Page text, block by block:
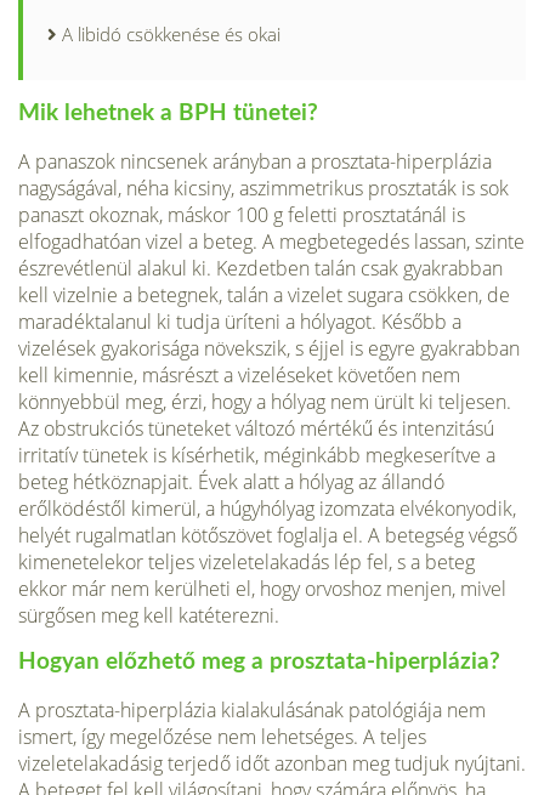
A libidó csökkenése és okai
Mik lehetnek a BPH tünetei?
A panaszok nincsenek arányban a prosztata-hiperplázia
nagyságával, néha kicsiny, aszimmetrikus prosztaták is sok
panaszt okoznak, máskor 100 g feletti prosztatánál is
elfogadhatóan vizel a beteg. A megbetegedés lassan, szinte
észrevétlenül alakul ki. Kezdetben talán csak gyakrabban
kell vizelnie a betegnek, talán a vizelet sugara csök­ken, de
maradéktalanul ki tudja üríteni a hólyagot. Később a
vizelések gyakorisága növekszik, s éjjel is egyre gyakrabban
kell kimennie, másrészt a vizeléseket követő­en nem
könnyebbül meg, érzi, hogy a hólyag nem ürült ki teljesen.
Az obstrukciós tüneteket változó mértékű és intenzitású
irritatív tünetek is kísérhetik, méginkább megkeserítve a
beteg hétköznapjait. Évek alatt a hólyag az állandó
erőlködéstől ki­merül, a húgyhólyag izomzata elvékonyodik,
helyét rugalmatlan kötőszövet foglalja el. A betegség végső
kimenetelekor teljes vizeletelakadás lép fel, s a beteg
ekkor már nem kerülheti el, hogy orvoshoz menjen, mivel
sürgősen meg kell katéterezni.
Hogyan előzhető meg a prosztata-hiperplázia?
A prosztata-hiperplázia kialakulásának patológiája nem
ismert, így megelőzése nem lehetséges. A teljes
vizeletelakadásig terjedő időt azonban meg tudjuk nyújtani.